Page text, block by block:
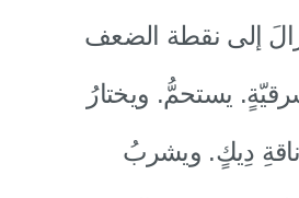
إلى نقطة الضعف
يستحمُّ. ويختارُ
دِيكٍ. ويشربُ